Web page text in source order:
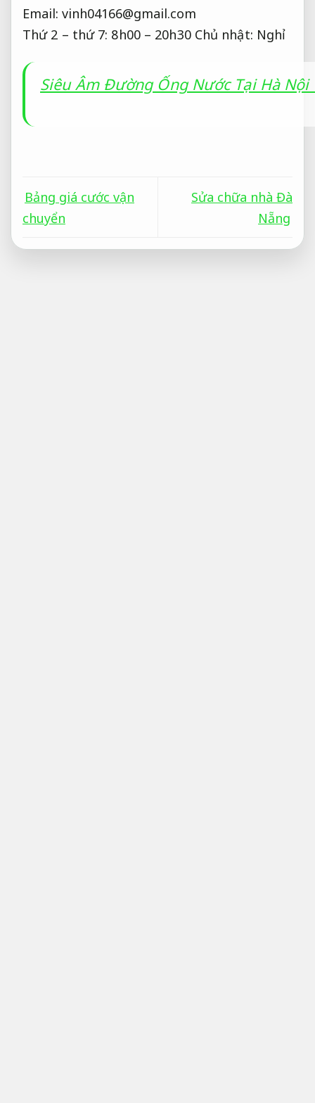
Email: vinh04166@gmail.com
Thứ 2 – thứ 7: 8h00 – 20h30 Chủ nhật: Nghỉ
Siêu Âm Đường Ống Nước Tại Hà
Bảng giá cước vận
chuyển
Sửa chữa nhà Đà
Nẵng